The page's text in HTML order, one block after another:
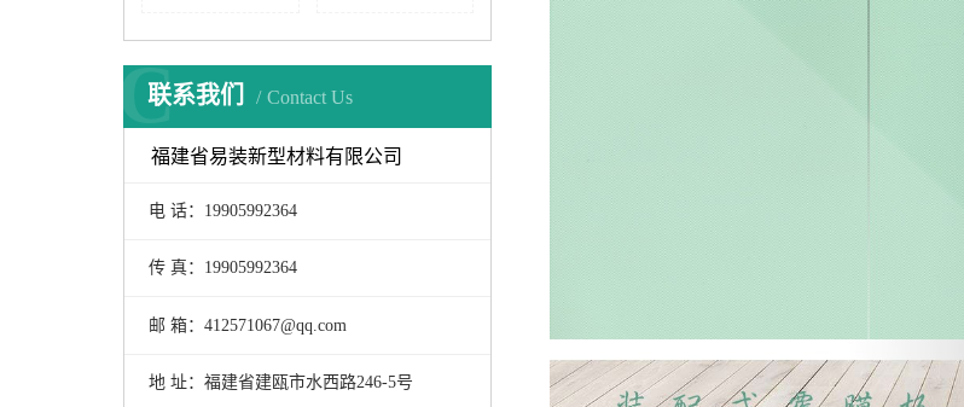
联系我们 Contact Us
C
福建省易装新型材料有限公司
电 话：19905992364
传 真：19905992364
邮 箱：412571067@qq.com
地 址：福建省建瓯市水西路246-5号